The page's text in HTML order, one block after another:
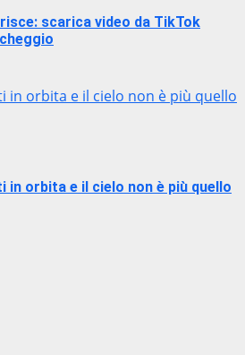
scarica video da TikTok
in orbita e il cielo non è più quello
in orbita e il cielo non è più quello